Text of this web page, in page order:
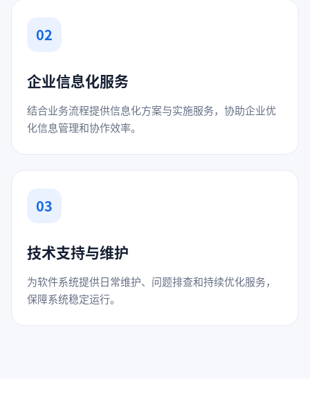
02
企业信息化服务
结合业务流程提供信息化方案与实施服务，协助企业优
化信息管理和协作效率。
03
技术支持与维护
为软件系统提供日常维护、问题排查和持续优化服务，
保障系统稳定运行。